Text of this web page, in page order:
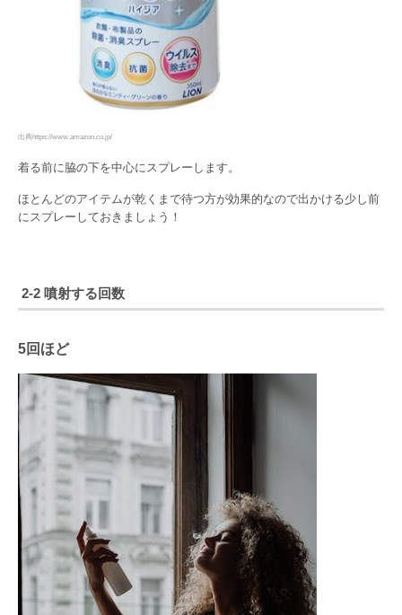
出典https://www.amazon.co.jp/
着る前に脇の下を中心にスプレーします。
ほとんどのアイテムが乾くまで待つ方が効果的なので出かける少し前
にスプレーしておきましょう！
2-2 噴射する回数
5回ほど